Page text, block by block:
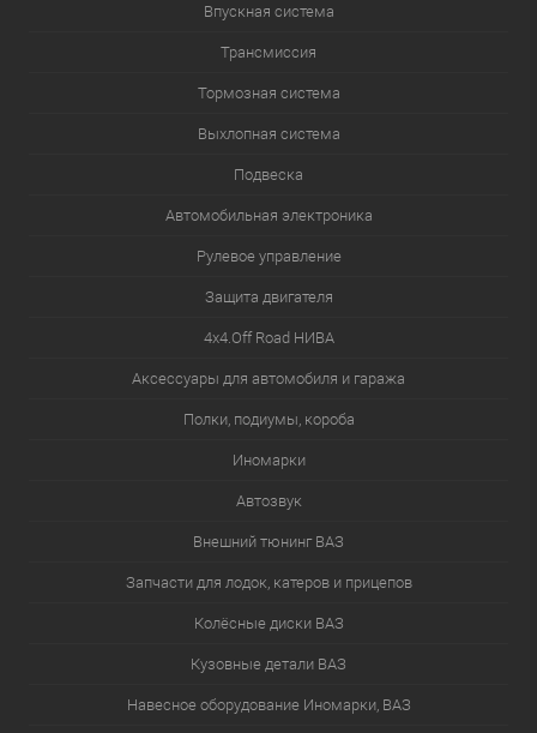
Впускная система
Трансмиссия
Тормозная система
Выхлопная система
Подвеска
Автомобильная электроника
Рулевое управление
Защита двигателя
4х4.Off Road НИВА
Аксессуары для автомобиля и гаража
Полки, подиумы, короба
Иномарки
Автозвук
Внешний тюнинг ВАЗ
Запчасти для лодок, катеров и прицепов
Колёсные диски ВАЗ
Кузовные детали ВАЗ
Навесное оборудование Иномарки, ВАЗ